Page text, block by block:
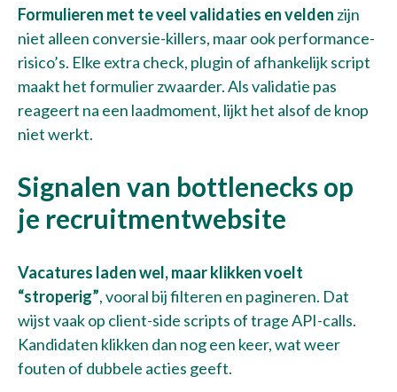
Formulieren met te veel validaties en velden zijn
niet alleen conversie-killers, maar ook performance-
risico’s. Elke extra check, plugin of afhankelijk script
maakt het formulier zwaarder. Als validatie pas
reageert na een laadmoment, lijkt het alsof de knop
niet werkt.
Signalen van bottlenecks op
je recruitmentwebsite
Vacatures laden wel, maar klikken voelt
“stroperig”, vooral bij filteren en pagineren. Dat
wijst vaak op client-side scripts of trage API-calls.
Kandidaten klikken dan nog een keer, wat weer
fouten of dubbele acties geeft.